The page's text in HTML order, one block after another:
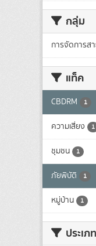
กลุ่ม
การจัดการส
แท็ค
CBDRM 1
ความเสี่ยง 1
ชุมชน 1
ภัยพิบัติ 1
หมู่บ้าน 1
ประเ